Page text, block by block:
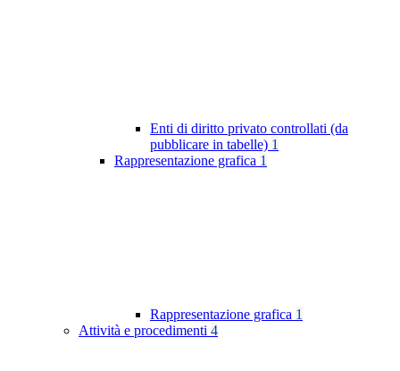
Enti di diritto privato controllati (da
pubblicare in tabelle) 1
Rappresentazione grafica 1
Rappresentazione grafica 1
Attività e procedimenti 4